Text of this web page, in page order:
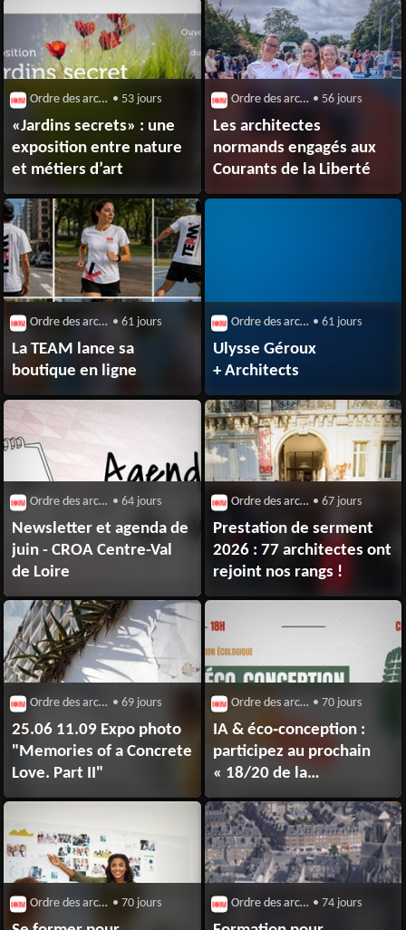
Ordre des architectes • 53 jours
«Jardins secrets» : une
exposition entre nature
et métiers d’art
Ordre des architectes • 56 jours
Les architectes
normands engagés aux
Courants de la Liberté
Ordre des architectes • 61 jours
La TEAM lance sa
boutique en ligne
Ordre des architectes • 61 jours
Ulysse Géroux
+ Architects
Ordre des architectes • 64 jours
Newsletter et agenda de
juin - CROA Centre-Val
de Loire
Ordre des architectes • 67 jours
Prestation de serment
2026 : 77 architectes ont
rejoint nos rangs !
Ordre des architectes • 69 jours
25.06 11.09 Expo photo
"Memories of a Concrete
Love. Part II"
Ordre des architectes • 70 jours
IA & éco‑conception :
participez au prochain
« 18/20 de la
transition écologique »
Ordre des architectes • 70 jours Ordre des architectes • 74 jours